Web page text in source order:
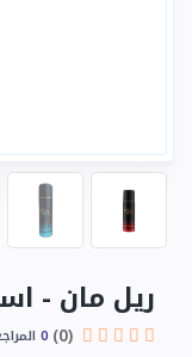
ريل مان -
(0)
0